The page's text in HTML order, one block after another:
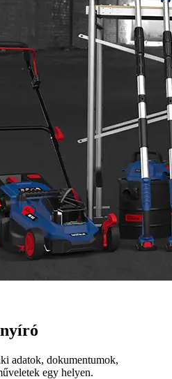
adatok, dokumentumok,
egy helyen.